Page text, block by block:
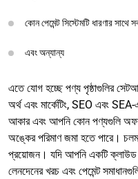
কোন পেমেন্ট সিস্টেমটি ধারণার সাথে
এবং অন্যান্য
এতে যোগ হচ্ছে পণ্য পৃষ্ঠাগুলির
অর্থ এবং মার্কেটিং, SEO এবং
আকার এবং আপনি কোন পণ্যগুলি
অঙ্কের পরিমাণ জমা হতে পারে।
প্রয়োজন। যদি আপনি একটি ক্লাউড
লেনদেনের খরচ এবং পেমেন্ট